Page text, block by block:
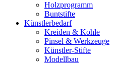
Holzprogramm
Buntstifte
Künstlerbedarf
Kreiden & Kohle
Pinsel & Werkzeuge
Künstler-Stifte
Modellbau